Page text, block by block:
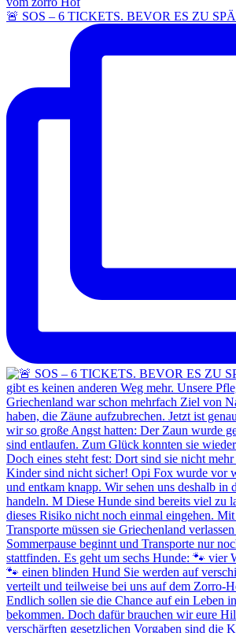
🚨 SOS – 6 TICKETS. BEVOR ES ZU